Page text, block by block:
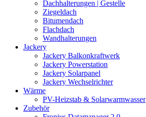
Dachhalterungen | Gestelle
Ziegeldach
Bitumendach
Flachdach
Wandhalterungen
Jackery
Jackery Balkonkraftwerk
Jackery Powerstation
Jackery Solarpanel
Jackery Wechselrichter
Wärme
PV-Heizstab & Solarwarmwasser
Zubehör